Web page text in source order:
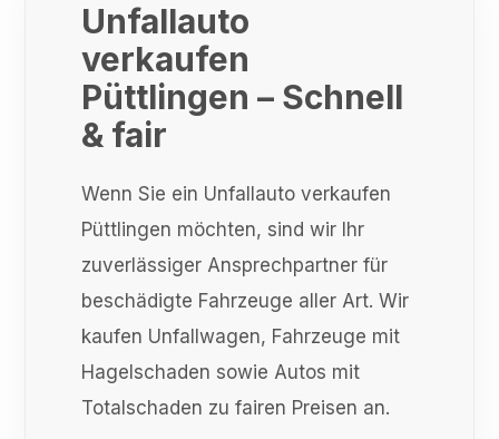
Unfallauto
verkaufen
Püttlingen – Schnell
& fair
Wenn Sie ein Unfallauto verkaufen
Püttlingen möchten, sind wir Ihr
zuverlässiger Ansprechpartner für
beschädigte Fahrzeuge aller Art. Wir
kaufen Unfallwagen, Fahrzeuge mit
Hagelschaden sowie Autos mit
Totalschaden zu fairen Preisen an.